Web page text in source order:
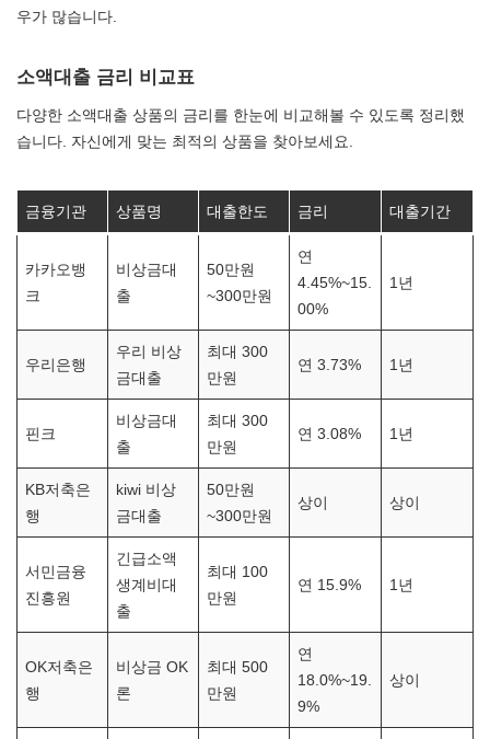
우가 많습니다.
소액대출 금리 비교표
다양한 소액대출 상품의 금리를 한눈에 비교해볼 수 있도록 정리했
습니다. 자신에게 맞는 최적의 상품을 찾아보세요.
금융기관 상품명 대출한도 금리 대출기간
카카오뱅
크
비상금대
출
50만원
~300만원
연
4.45%~15.
00%
1년
우리은행
우리 비상
금대출
최대 300
만원
연 3.73% 1년
핀크
비상금대
출
최대 300
만원
연 3.08% 1년
KB저축은
행
kiwi 비상
금대출
50만원
~300만원
상이 상이
서민금융
진흥원
긴급소액
생계비대
출
최대 100
만원
연 15.9% 1년
OK저축은
행
비상금 OK
론
최대 500
만원
연
18.0%~19.
9%
상이